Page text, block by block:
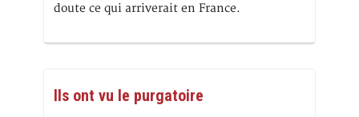
doute ce qui arriverait en France.
Ils ont vu le purgatoire